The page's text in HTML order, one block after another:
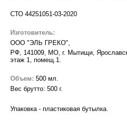
СТО 44251051-03-2020
Изготовитель:
ООО "ЭЛЬ ГРЕКО",
РФ, 141009, МО, г. Мытищи,
этаж 1, помещ.1.
Объем: 500 мл.
Вес брутто: 500 г.
Упаковка - пластиковая бутылка.